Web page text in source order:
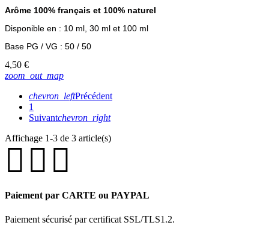
Arôme 100% français et 100% naturel
Disponible en : 10 ml, 30 ml et 100 ml
Base PG / VG : 50 / 50
4,50 €
zoom_out_map
chevron_leftPrécédent
1
Suivantchevron_right
Affichage 1-3 de 3 article(s)
Paiement par CARTE ou PAYPAL
Paiement sécurisé par certificat SSL/TLS1.2.